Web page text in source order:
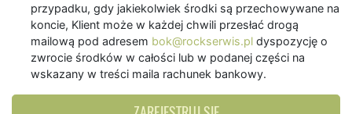
przypadku, gdy jakiekolwiek środki są przechowywane na
koncie, Klient może w każdej chwili przesłać drogą
mailową pod adresem bok@rockserwis.pl dyspozycję o
zwrocie środków w całości lub w podanej części na
wskazany w treści maila rachunek bankowy.